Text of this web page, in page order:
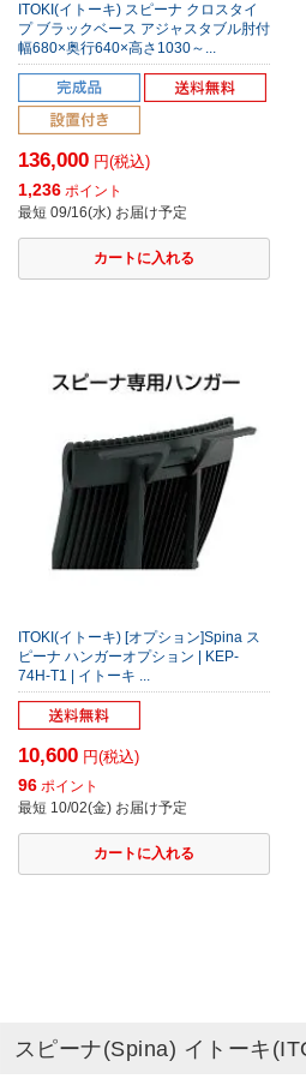
ITOKI(イトーキ) スピーナ クロスタイ
プ ブラックベース アジャスタブル肘付
幅680×奥行640×高さ1030～...
136,000 円(税込)
1,236 ポイント
最短 09/16(水) お届け予定
ITOKI(イトーキ) [オプション]Spina ス
ピーナ ハンガーオプション | KEP-
74H-T1 | イトーキ ...
10,600 円(税込)
96 ポイント
最短 10/02(金) お届け予定
スピーナ(Spina) イトーキ